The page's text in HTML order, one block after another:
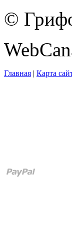
©
Главная | Карта